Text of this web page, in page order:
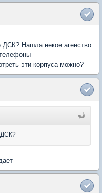
ДСК? Нашла некое агенство
эти корпуса можно?
ДСК?